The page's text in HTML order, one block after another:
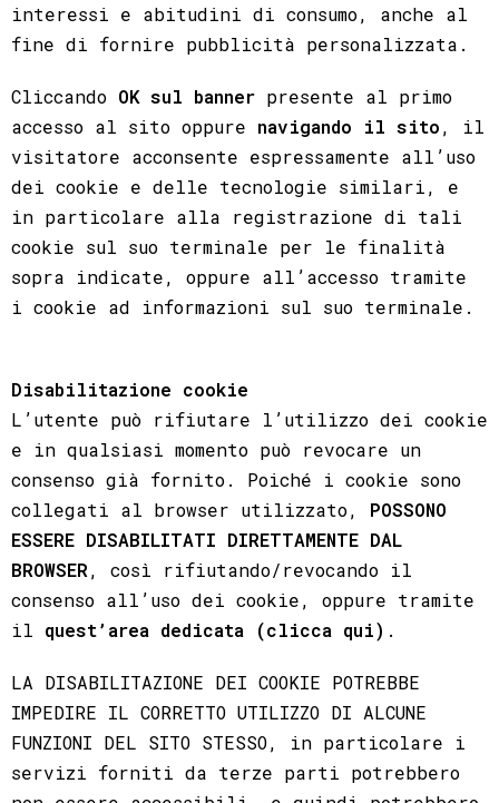
interessi e abitudini di consumo, anche al
fine di fornire pubblicità personalizzata.
Cliccando OK sul banner presente al primo
accesso al sito oppure navigando il sito, il
visitatore acconsente espressamente all’uso
dei cookie e delle tecnologie similari, e
in particolare alla registrazione di tali
cookie sul suo terminale per le finalità
sopra indicate, oppure all’accesso tramite
i cookie ad informazioni sul suo terminale.
Disabilitazione cookie
L’utente può rifiutare l’utilizzo dei cookie
e in qualsiasi momento può revocare un
consenso già fornito. Poiché i cookie sono
collegati al browser utilizzato, POSSONO
ESSERE DISABILITATI DIRETTAMENTE DAL
BROWSER, così rifiutando/revocando il
consenso all’uso dei cookie, oppure tramite
il quest’area dedicata (clicca qui) .
LA DISABILITAZIONE DEI COOKIE POTREBBE
IMPEDIRE IL CORRETTO UTILIZZO DI ALCUNE
FUNZIONI DEL SITO STESSO, in particolare i
servizi forniti da terze parti potrebbero